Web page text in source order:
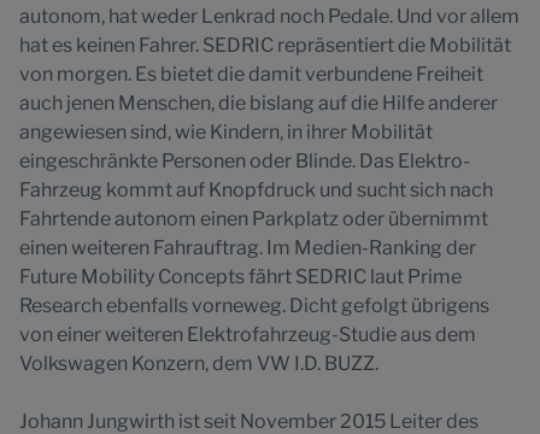
autonom, hat weder Lenkrad noch Pedale. Und vor allem
hat es keinen Fahrer. SEDRIC repräsentiert die Mobilität
von morgen. Es bietet die damit verbundene Freiheit
auch jenen Menschen, die bislang auf die Hilfe anderer
angewiesen sind, wie Kindern, in ihrer Mobilität
eingeschränkte Personen oder Blinde. Das Elektro-
Fahrzeug kommt auf Knopfdruck und sucht sich nach
Fahrtende autonom einen Parkplatz oder übernimmt
einen weiteren Fahrauftrag. Im Medien-Ranking der
Future Mobility Concepts fährt SEDRIC laut Prime
Research ebenfalls vorneweg. Dicht gefolgt übrigens
von einer weiteren Elektrofahrzeug-Studie aus dem
Volkswagen Konzern, dem VW I.D. BUZZ.
Johann Jungwirth ist seit November 2015 Leiter des